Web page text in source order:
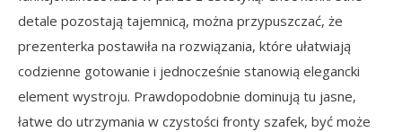
detale pozostają tajemnicą, można przypuszczać, że
prezenterka postawiła na rozwiązania, które ułatwiają
codzienne gotowanie i jednocześnie stanowią elegancki
element wystroju. Prawdopodobnie dominują tu jasne,
łatwe do utrzymania w czystości fronty szafek, być może